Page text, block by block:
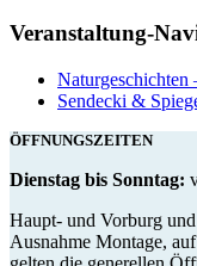
Veranstaltung-
Sendecki &
ÖFFNUNGSZEITEN
Dienstag bis Sonntag:
Haupt- und Vorburg
Ausnahme Montage,